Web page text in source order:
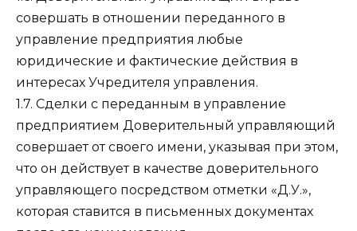
совершать в отношении переданного в
управление предприятия любые
юридические и фактические действия в
интересах Учредителя управления.
1.7. Сделки с переданным в управление
предприятием Доверительный управляющий
совершает от своего имени, указывая при этом,
что он действует в качестве доверительного
управляющего посредством отметки «Д.У.»,
которая ставится в письменных документах